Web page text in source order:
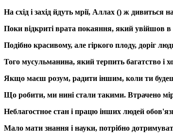
На схід і захід йдуть мрії, Аллах () ж дивиться
Поки відкриті врата покаяння, який увійшов в
Подібно красивому, але гіркого плоду, доріг
Того мусульманина, який терпить багатство і
Якщо маєш розум, радити іншим, коли ти будеш
Що робити, ми нині стали такими. Втрачено
Неблагостное стан і працю інших людей
Мало мати знання і науки, потрібно